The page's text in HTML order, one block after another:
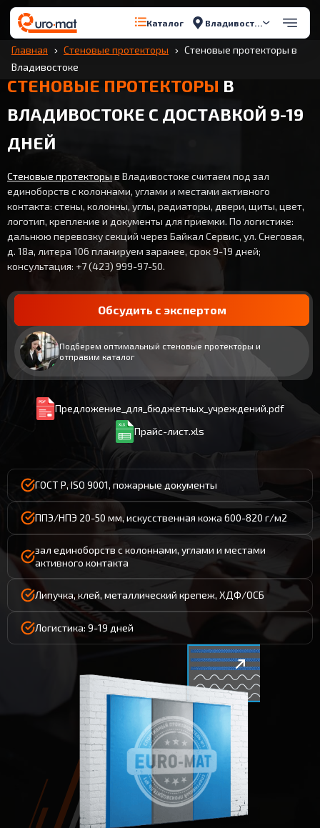
Каталог Владивосток
Главная Стеновые протекторы
Стеновые протекторы в
Владивостоке
СТЕНОВЫЕ ПРОТЕКТОРЫ В
ВЛАДИВОСТОКЕ С ДОСТАВКОЙ 9-19
ДНЕЙ
Стеновые протекторыв Владивостоке считаем под зал
единоборств с колоннами, углами и местами активного
контакта: стены, колонны, углы, радиаторы, двери, щиты, цвет,
логотип, крепление и документы для приемки. По логистике:
дальнюю перевозку секций через Байкал Сервис, ул. Снеговая,
д. 18а, литера 106 планируем заранее, срок 9-19 дней;
консультация: +7 (423) 999-97-50.
Обсудить с экспертом
Подберем оптимальный стеновые протекторы и
отправим каталог
Предложение_для_бюджетных_учреждений.pdf
Прайс-лист.xls
ГОСТ Р, ISO 9001, пожарные документы
ППЭ/НПЭ 20-50 мм, искусственная кожа 600-820 г/м2
зал единоборств с колоннами, углами и местами
активного контакта
Липучка, клей, металлический крепеж, ХДФ/ОСБ
Логистика: 9-19 дней